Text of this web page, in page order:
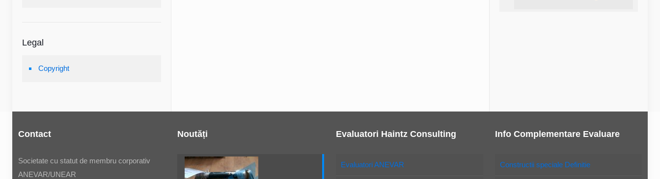
Legal
Copyright
Contact
Societate cu statut de membru corporativ
ANEVAR/UNEAR
Noutăți Evaluatori Haintz Consulting
Evaluatori ANEVAR
Info Complementare Evaluare
Constructii speciale Definitie